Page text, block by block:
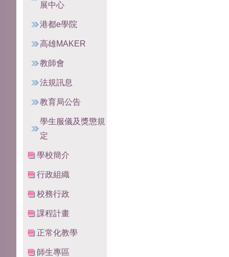
展中心
港都e學院
高雄MAKER
教師會
法規訊息
教育局公告
學生服儀及獎懲規
定
學校簡介
行政組織
校務行政
課程計畫
正常化教學
師生專區